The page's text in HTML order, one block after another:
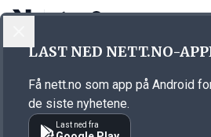
Annonsørinnhold
LAST NED NETT.NO-
Få nett.no som app på Android
de siste nyhetene.
Last ned fra